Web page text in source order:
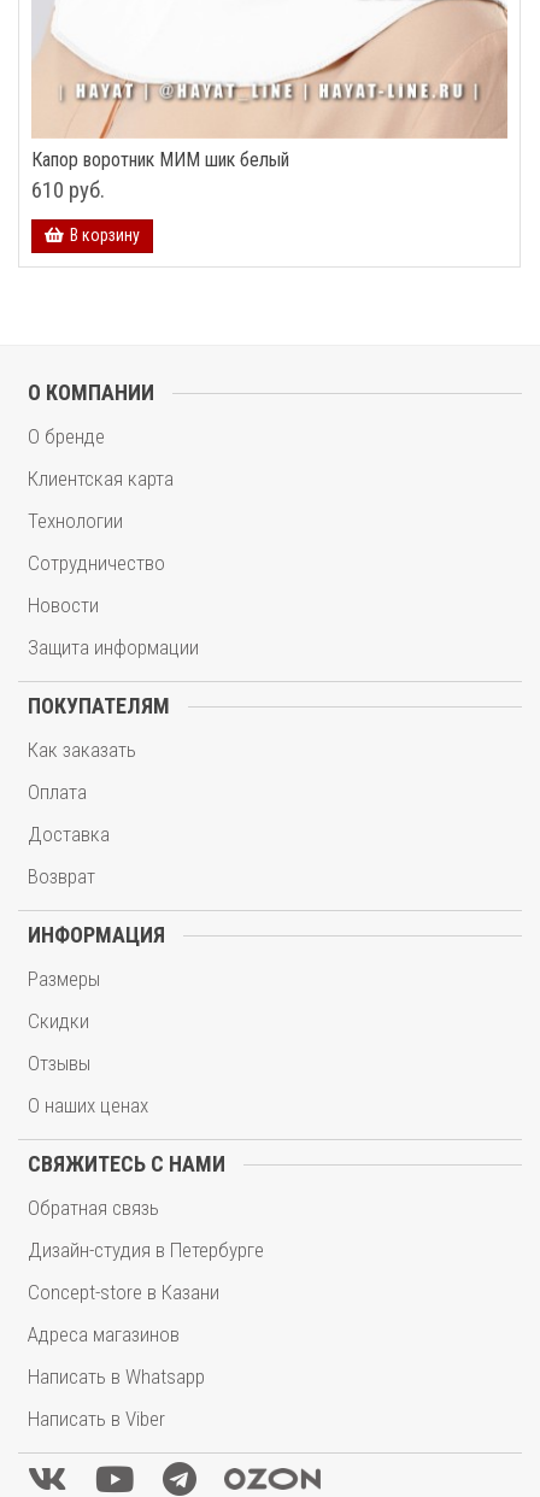
Капор воротник МИМ шик белый
610 руб.
В корзину
О КОМПАНИИ
О бренде
Клиентская карта
Технологии
Сотрудничество
Новости
Защита информации
ПОКУПАТЕЛЯМ
Как заказать
Оплата
Доставка
Возврат
ИНФОРМАЦИЯ
Размеры
Скидки
Отзывы
О наших ценах
СВЯЖИТЕСЬ С НАМИ
Обратная связь
Дизайн-студия в Петербурге
Concept-store в Казани
Адреса магазинов
Написать в Whatsapp
Написать в Viber